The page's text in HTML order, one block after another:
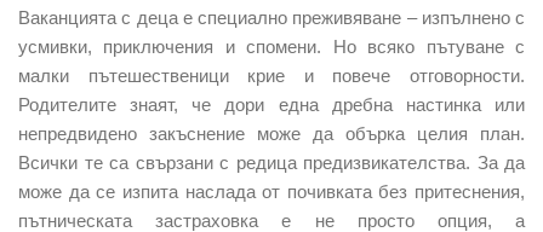
Ваканцията с деца е специално преживяване – изпълнено с
усмивки, приключения и спомени. Но всяко пътуване с
малки пътешественици крие и повече отговорности.
Родителите знаят, че дори една дребна настинка или
непредвидено закъснение може да обърка целия план.
Всички те са свързани с редица предизвикателства. За да
може да се изпита наслада от почивката без притеснения,
пътническата застраховка е не просто опция, а